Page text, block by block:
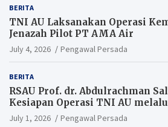
BERITA
TNI AU Laksanakan Operasi
Jenazah Pilot PT AMA Air
July 4, 2026 Pengawal Persada
BERITA
RSAU Prof. dr. Abdulrachman
Kesiapan Operasi TNI AU
Andal
July 1, 2026 Pengawal Persada